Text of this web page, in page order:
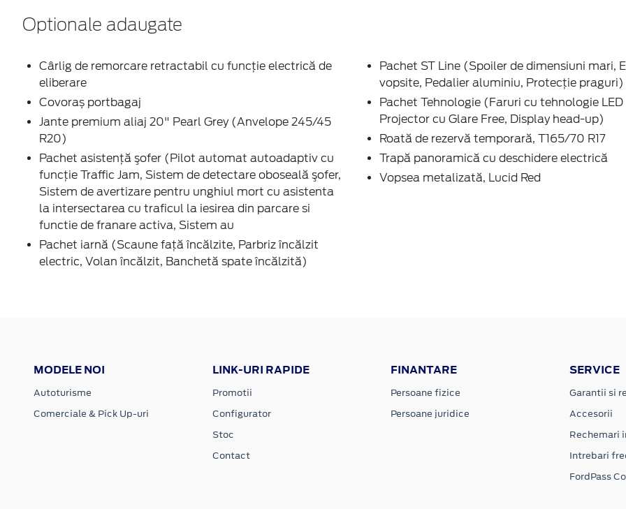
Optionale adaugate
Cârlig de remorcare retractabil cu funcție electrică de
eliberare
Covoraș portbagaj
Jante premium aliaj 20" Pearl Grey (Anvelope 245/45
R20)
Pachet asistenţă şofer (Pilot automat autoadaptiv cu
funcție Traffic Jam, Sistem de detectare oboseală şofer,
Sistem de avertizare pentru unghiul mort cu asistenta
la intersectarea cu traficul la iesirea din parcare si
functie de franare activa, Sistem au
Pachet iarnă (Scaune faţă încălzite, Parbriz încălzit
electric, Volan încălzit, Banchetă spate încălzită)
Pachet ST Line (Spoiler de dimensiuni mari,
vopsite, Pedalier aluminiu, Protecție praguri)
Pachet Tehnologie (Faruri cu tehnologie LED
Projector cu Glare Free, Display head-up)
Roată de rezervă temporară, T165/70 R17
Trapă panoramică cu deschidere electrică
Vopsea metalizată, Lucid Red
MODELE NOI
Autoturisme
Comerciale & Pick Up-uri
LINK-URI RAPIDE
Promotii
Configurator
Stoc
Contact
FINANTARE
Persoane fizice
Persoane juridice
SERVICE
Garantii si
Accesorii
Rechemari
Intrebari
FordPass